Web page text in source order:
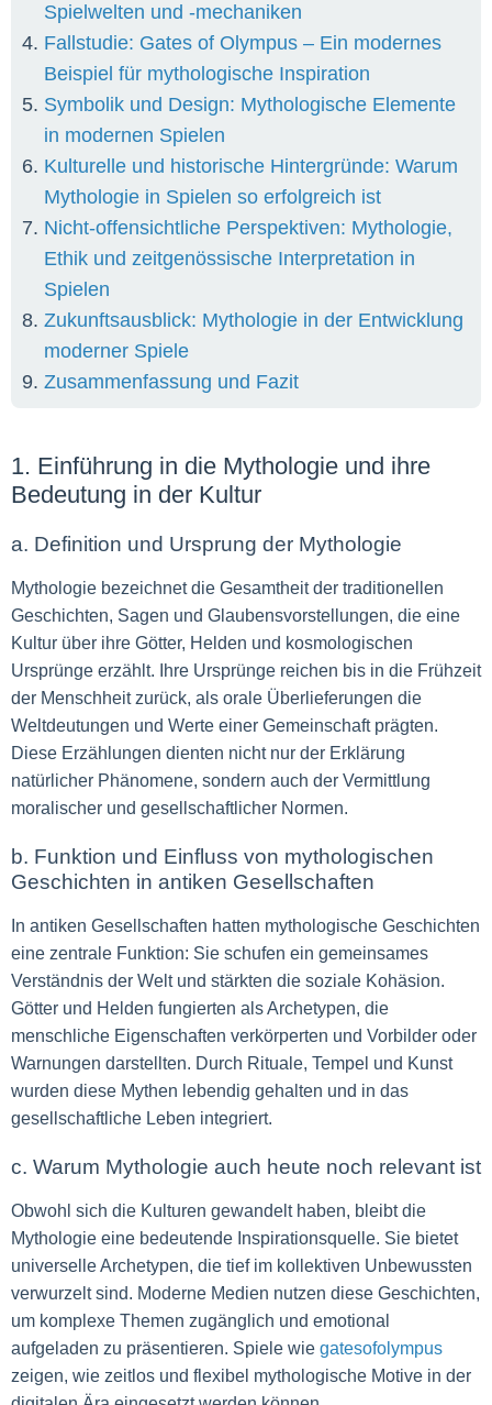
Spielwelten und -mechaniken
Fallstudie: Gates of Olympus – Ein modernes
Beispiel für mythologische Inspiration
Symbolik und Design: Mythologische Elemente
in modernen Spielen
Kulturelle und historische Hintergründe: Warum
Mythologie in Spielen so erfolgreich ist
Nicht-offensichtliche Perspektiven: Mythologie,
Ethik und zeitgenössische Interpretation in
Spielen
Zukunftsausblick: Mythologie in der Entwicklung
moderner Spiele
Zusammenfassung und Fazit
1. Einführung in die Mythologie und ihre
Bedeutung in der Kultur
a. Definition und Ursprung der Mythologie
Mythologie bezeichnet die Gesamtheit der traditionellen
Geschichten, Sagen und Glaubensvorstellungen, die eine
Kultur über ihre Götter, Helden und kosmologischen
Ursprünge erzählt. Ihre Ursprünge reichen bis in die Frühzeit
der Menschheit zurück, als orale Überlieferungen die
Weltdeutungen und Werte einer Gemeinschaft prägten.
Diese Erzählungen dienten nicht nur der Erklärung
natürlicher Phänomene, sondern auch der Vermittlung
moralischer und gesellschaftlicher Normen.
b. Funktion und Einfluss von mythologischen
Geschichten in antiken Gesellschaften
In antiken Gesellschaften hatten mythologische Geschichten
eine zentrale Funktion: Sie schufen ein gemeinsames
Verständnis der Welt und stärkten die soziale Kohäsion.
Götter und Helden fungierten als Archetypen, die
menschliche Eigenschaften verkörperten und Vorbilder oder
Warnungen darstellten. Durch Rituale, Tempel und Kunst
wurden diese Mythen lebendig gehalten und in das
gesellschaftliche Leben integriert.
c. Warum Mythologie auch heute noch relevant ist
Obwohl sich die Kulturen gewandelt haben, bleibt die
Mythologie eine bedeutende Inspirationsquelle. Sie bietet
universelle Archetypen, die tief im kollektiven Unbewussten
verwurzelt sind. Moderne Medien nutzen diese Geschichten,
um komplexe Themen zugänglich und emotional
aufgeladen zu präsentieren. Spiele wie gatesofolympus
zeigen, wie zeitlos und flexibel mythologische Motive in der